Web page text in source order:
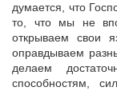
думается, что
то, что мы не
открываем свои
оправдываем
делаем
способностям,